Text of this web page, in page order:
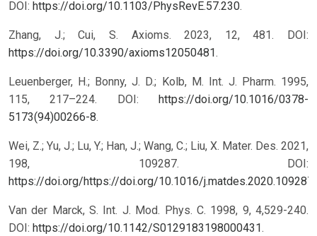
DOI: https://doi.org/10.1103/PhysRevE.57.230.
Zhang, J.; Cui, S. Axioms. 2023, 12, 481. DOI:
https://doi.org/10.3390/axioms12050481.
Leuenberger, H.; Bonny, J. D.; Kolb, M. Int. J. Pharm. 1995,
115, 217–224. DOI: https://doi.org/10.1016/0378-
5173(94)00266-8.
Wei, Z.; Yu, J.; Lu, Y.; Han, J.; Wang, C.; Liu, X. Mater. Des. 2021,
198, 109287. DOI:
https://doi.org/https://doi.org/10.1016/j.matdes.2020.109287
Van der Marck, S. Int. J. Mod. Phys. C. 1998, 9, 4,529-240.
DOI: https://doi.org/10.1142/S0129183198000431.